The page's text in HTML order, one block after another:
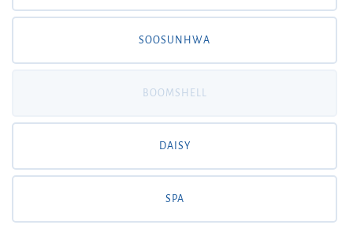
SOOSUNHWA
BOOMSHELL
DAISY
SPA